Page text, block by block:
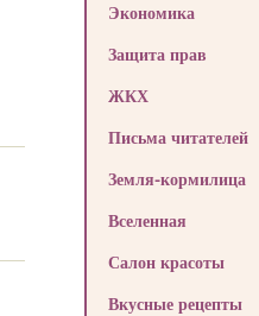
Экономика
Защита прав
ЖКХ
Письма читателей
Земля-кормилица
Вселенная
Салон красоты
Вкусные рецепты